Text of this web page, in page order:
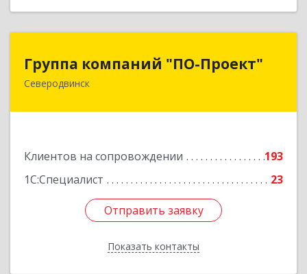
Группа компаний "ПО-Проект"
Северодвинск
Клиентов на сопровождении
193
1С:Специалист
23
Отправить заявку
Показать контакты
Группа компаний "ПО-Проект"
164500, Архангельская обл, Северодвинск г,
Отправить заявку
Назад